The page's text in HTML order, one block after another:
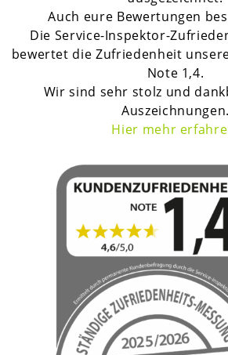
Auch eure Bewertungen
Die Service-Inspektor-
bewertet die Zufriedenheit
Note 1,4.
Wir sind sehr stolz und
Auszeichnungen.
Hier mehr